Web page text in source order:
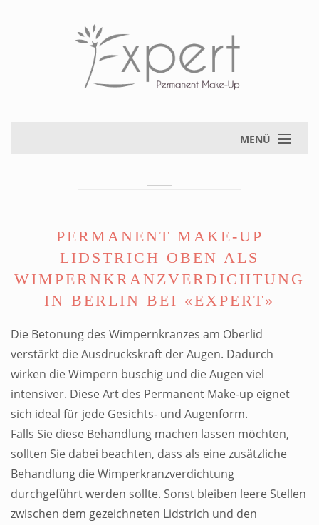
MENÜ
PERMANENT MAKE-UP
LIDSTRICH OBEN ALS
WIMPERNKRANZVERDICHTUNG
IN BERLIN BEI «EXPERT»
Die Betonung des Wimpernkranzes am Oberlid
verstärkt die Ausdruckskraft der Augen. Dadurch
wirken die Wimpern buschig und die Augen viel
intensiver. Diese Art des Permanent Make-up eignet
sich ideal für jede Gesichts- und Augenform.
Falls Sie diese Behandlung machen lassen möchten,
sollten Sie dabei beachten, dass als eine zusätzliche
Behandlung die Wimperkranzverdichtung
durchgeführt werden sollte. Sonst bleiben leere Stellen
zwischen dem gezeichneten Lidstrich und den